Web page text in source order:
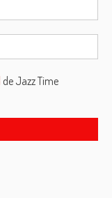
de Jazz Time